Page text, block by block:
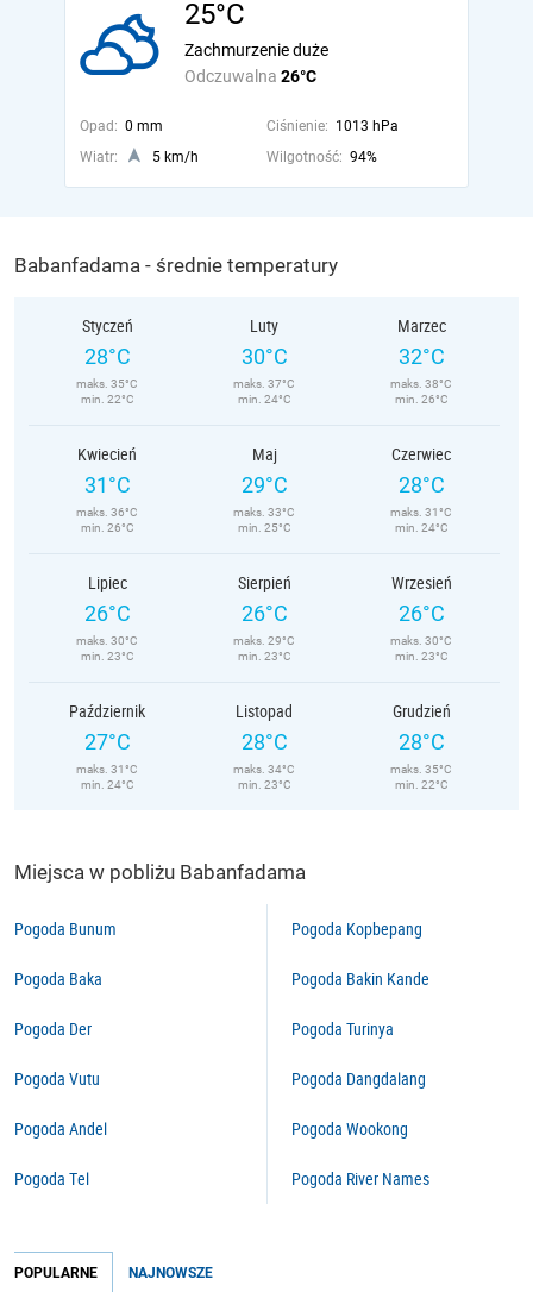
25°C
Odczuwalna 26°C
Zachmurzenie duże
Opad: 0 mm Ciśnienie: 1013 hPa
Wiatr:
5 km/h Wilgotność: 94%
Babanfadama - średnie temperatury
Styczeń
28°C
maks. 35°C
min. 22°C
Luty
30°C
maks. 37°C
min. 24°C
Marzec
32°C
maks. 38°C
min. 26°C
Kwiecień
31°C
maks. 36°C
min. 26°C
Maj
29°C
maks. 33°C
min. 25°C
Czerwiec
28°C
maks. 31°C
min. 24°C
Lipiec
26°C
maks. 30°C
min. 23°C
Sierpień
26°C
maks. 29°C
min. 23°C
Wrzesień
26°C
maks. 30°C
min. 23°C
Październik
27°C
maks. 31°C
min. 24°C
Listopad
28°C
maks. 34°C
min. 23°C
Grudzień
28°C
maks. 35°C
min. 22°C
Miejsca w pobliżu Babanfadama
Pogoda Bunum
Pogoda Baka
Pogoda Der
Pogoda Vutu
Pogoda Andel
Pogoda Tel
Pogoda Kopbepang
Pogoda Bakin Kande
Pogoda Turinya
Pogoda Dangdalang
Pogoda Wookong
Pogoda River Names
POPULARNE NAJNOWSZE